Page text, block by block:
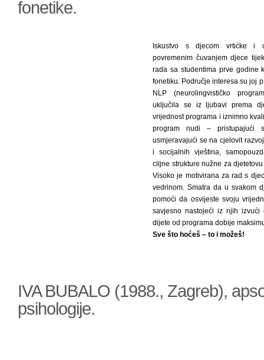
fonetike.
Iskustvo s djecom vrtićke i
povremenim čuvanjem djece
rada sa studentima prve godine
fonetiku. Područje interesa su joj
NLP (neurolingvističko
uključila se iz ljubavi prema
vrijednost programa i iznimno
program nudi – pristupajući
usmjeravajući se na cjelovit
i socijalnih vještina,
ciljne strukture nužne za
Visoko je motivirana za rad s
vedrinom. Smatra da u svakom
pomoći da osvijeste svoju
savjesno nastojeći iz njih
dijete od programa dobije
Sve što hoćeš – to i možeš!
IVA BUBALO (1988., Zagreb),
psihologije.